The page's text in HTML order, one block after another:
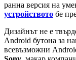
ранна версия на
устройството бе
Дизайнът не е
Android бутона за
всевъзможни